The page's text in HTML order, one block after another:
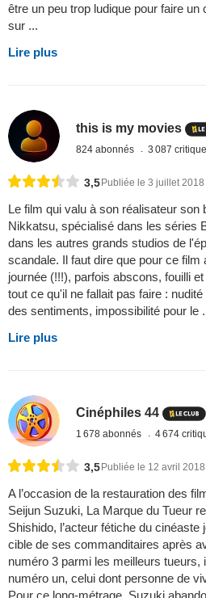
être un peu trop ludique pour faire
sur ...
Lire plus
this is my movies
824 abonnés 3 087
3,5Publiée le 3 juillet 2018
Le film qui valu à son réalisateur son
Nikkatsu, spécialisé dans les séries
dans les autres grands studios de
scandale. Il faut dire que pour ce
journée (!!!), parfois abscons, fouilli
tout ce qu'il ne fallait pas faire :
des sentiments, impossibilité pour le
Lire plus
Cinéphiles 44
1 678 abonnés 4 674
3,5Publiée le 12 avril 2018
A l’occasion de la restauration des
Seijun Suzuki, La Marque du Tueur
Shishido, l’acteur fétiche du cinéaste
cible de ses commanditaires après
numéro 3 parmi les meilleurs tueurs,
numéro un, celui dont personne de
Pour ce long-métrage, Suzuki